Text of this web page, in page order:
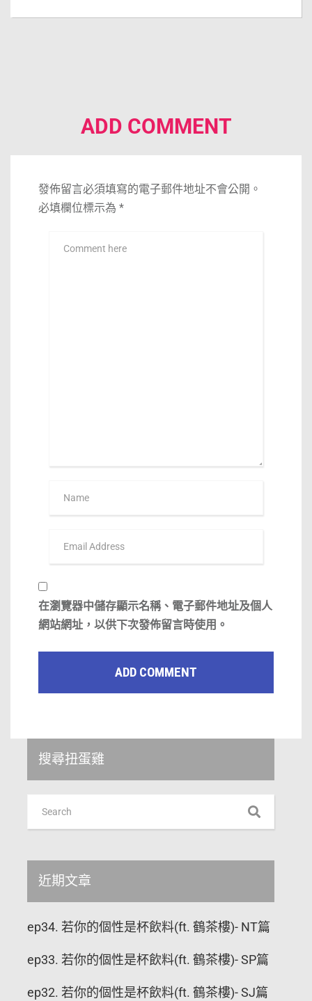
ADD COMMENT
發佈留言必須填寫的電子郵件地址不會公開。
必填欄位標示為 *
在瀏覽器中儲存顯示名稱、電子郵件地址及個人
網站網址，以供下次發佈留言時使用。
搜尋扭蛋雞
近期文章
ep34. 若你的個性是杯飲料(ft. 鶴茶樓)- NT篇
ep33. 若你的個性是杯飲料(ft. 鶴茶樓)- SP篇
ep32. 若你的個性是杯飲料(ft. 鶴茶樓)- SJ篇